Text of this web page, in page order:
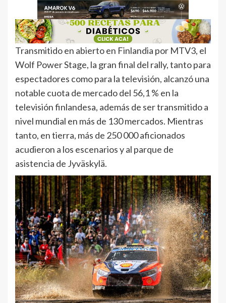
Transmitido en abierto en Finlandia por MTV3, el
Wolf Power Stage, la gran final del rally, tanto para
espectadores como para la televisión, alcanzó una
notable cuota de mercado del 56,1 % en la
televisión finlandesa, además de ser transmitido a
nivel mundial en más de 130 mercados. Mientras
tanto, en tierra, más de 250 000 aficionados
acudieron a los escenarios y al parque de
asistencia de Jyväskylä.